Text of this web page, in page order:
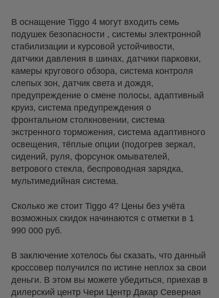
В оснащение Tiggo 4 могут входить семь
подушек безопасности , системы электронной
стабилизации и курсовой устойчивости,
датчики давления в шинах, датчики парковки,
камеры кругового обзора, система контроля
слепых зон, датчик света и дождя,
предупреждение о смене полосы, адаптивный
круиз, система предупреждения о
фронтальном столкновении, система
экстренного торможения, система адаптивного
освещения, тёплые опции (подогрев зеркал,
сидений, руля, форсунок омывателей,
ветрового стекла, беспроводная зарядка,
мультимедийная система.
Сколько же стоит Tiggo 4? Цены без учёта
возможных скидок начинаются с отметки в 1
990 000 руб.
В заключение хотелось бы сказать, что данный
кроссовер получился по истине неплох за свои
деньги. В этом вы можете убедиться, приехав в
дилерский центр Чери Центр Дакар Северная